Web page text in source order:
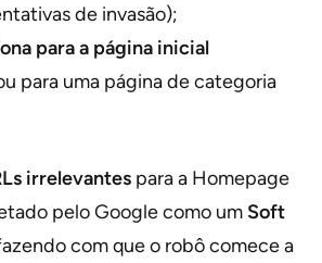
de invasão);
para a página inicial
para uma página de categoria
irrelevantes para a Homepage
pelo Google como um Soft
com que o robô comece a